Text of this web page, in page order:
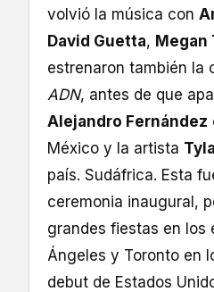
volvió la música con
David Guetta, Megan
estrenaron también la
ADN, antes de que
Alejandro Fernández
México y la artista Tyla
país. Sudáfrica. Esta
ceremonia inaugural,
grandes fiestas en los
Ángeles y Toronto en
debut de Estados